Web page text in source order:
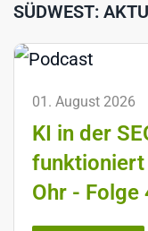
SÜDWEST:
01. August 2026
KI in der
funktioniert
Ohr - Folge